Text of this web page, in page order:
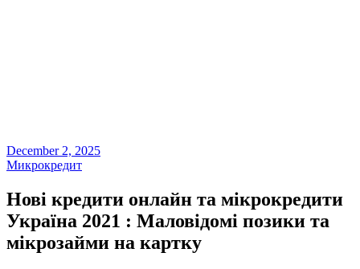
December 2, 2025
Микрокредит
Нові кредити онлайн та мікрокредити
Україна 2021 : Маловідомі позики та
мікрозайми на картку